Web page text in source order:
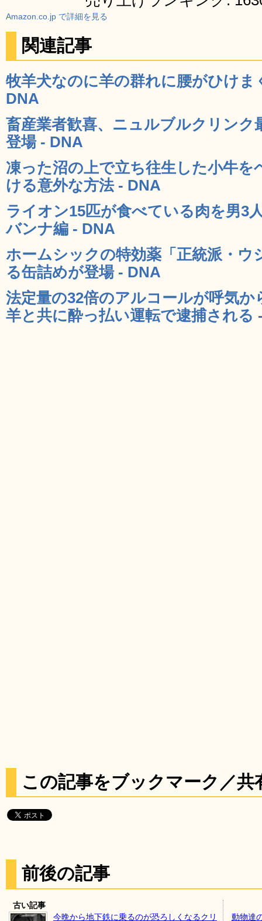
Amazon.co.jp で詳細を見る
関連記事
牧羊犬なのに羊の群れに腰がひけま
DNA
畜産業者歓喜、ニュルブルクリンク
登場 - DNA
凍った沼の上で立ち往生した小牛を
ける意外な方法 - DNA
ライオン15匹が食べている肉を男3
バンナ編 - DNA
ホームシックの特効薬「正統派・ウ
る缶詰めが登場 - DNA
法定量の32倍のアルコールが呼気か
羊と共に酔っ払い運転で逮捕される
この記事をブックマーク／共
前後の記事
古い記事
今晩から地下鉄に乗るのが恐ろしくなるクリ
動物達